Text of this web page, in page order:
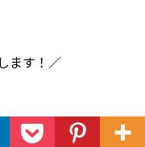
ます！／
Reserved.